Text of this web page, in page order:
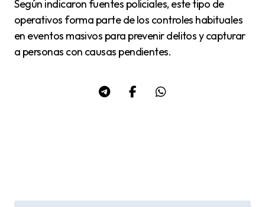
Según indicaron fuentes policiales, este tipo de
operativos forma parte de los controles habituales
en eventos masivos para prevenir delitos y capturar
a personas con causas pendientes.